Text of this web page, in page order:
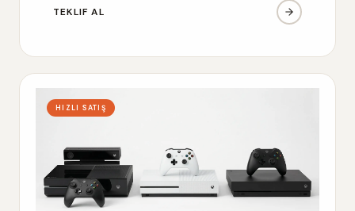
TEKLIF AL
HIZLI SATIŞ